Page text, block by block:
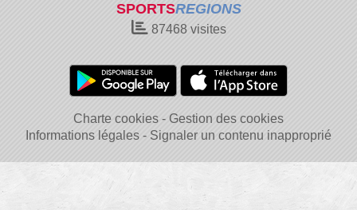
SPORTSREGIONS
87468visites
Charte cookies
Gestion des cookies
Informations légales
Signaler un contenu inapproprié